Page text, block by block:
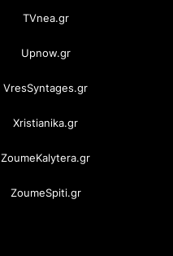
TVnea.gr
Upnow.gr
VresSyntages.gr
Xristianika.gr
ZoumeKalytera.gr
ZoumeSpiti.gr